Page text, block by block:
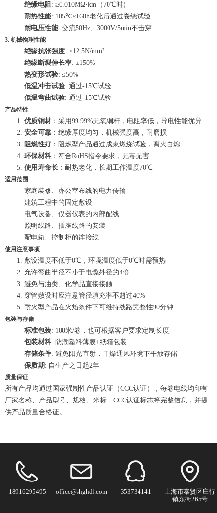
绝缘电阻 : ≥0.010MΩ·km（70℃时）
耐热性能: 105℃×168h老化后通过卷绕试验
耐电压性能: 交流50Hz、3000V/5min不击穿
3. 机械物理性能
绝缘抗张强度: ≥12.5N/mm²
绝缘断裂伸长率: ≥150%
热变形试验: ≤50%
低温冲击试验: 通过-15℃试验
低温弯曲试验: 通过-15℃试验
产品特性
优质铜材 ：采用99.99%无氧铜杆，电阻率低，导电性能优异
安全可靠 ：绝缘厚度均匀，机械强度高，耐磨损
阻燃性好 ：阻燃型产品通过成束燃烧试验，离火自熄
环保材料 ：符合RoHS指令要求，无毒无害
使用寿命长 ：耐热老化，长期工作温度70℃
适用范围
家庭装修、办公室布线的电力传输
建筑工程中的固定敷设
电气设备、仪器仪表的内部配线
照明线路、插座线路的安装
配电箱、控制柜的连接线
使用注意事项
敷设温度不低于0℃，环境温度低于0℃时需预热
允许弯曲半径不小于电缆外径的4倍
避免与油类、化学品直接接触
穿管敷设时应注意管径填充率不超过40%
耐火型产品在火焰条件下可维持线路完整性90分钟
包装与存储
标准包装: 100米/卷，也可根据客户要求定制长度
包装材料: 防潮塑料薄膜+纸箱包装
存储条件: 避免阳光直射，干燥通风环境下平放存储
保质期 : 自生产之日起2年
质量保证
所有产品均通过国家强制性产品认证（CCC认证），每卷电线均印有
厂家名称、产品型号、规格、米标、CCC认证标志等完整信息，并提
供产品质量合格证。
18916295495 office@shghdl.com 353734141
上海市奉贤区庄行
镇东街265号